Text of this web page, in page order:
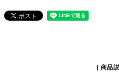
商品